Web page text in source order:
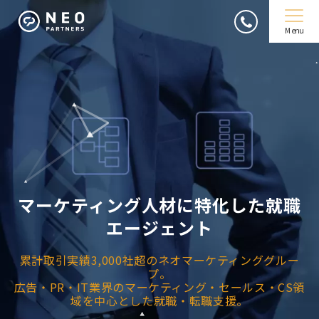
Menu
マーケティング人材に特化した就職
エージェント
累計取引実績3,000社超のネオマーケティンググルー
プ。
広告・PR・IT業界のマーケティング・セールス・CS領
域を中心とした就職・転職支援。